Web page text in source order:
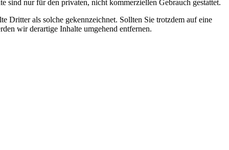
sind nur für den privaten, nicht kommerziellen Gebrauch gestattet.
Dritter als solche gekennzeichnet. Sollten Sie trotzdem auf eine
wir derartige Inhalte umgehend entfernen.